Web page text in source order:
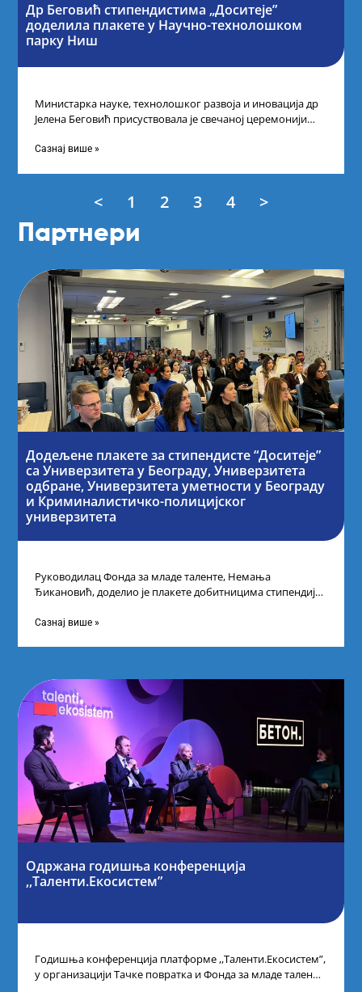
Др Беговић стипендистима „Доситеје”
доделила плакете у Научно-технолошком
парку Ниш
Министарка науке, технолошког развоја и иновација др
Јелена Беговић присуствовала је свечаној церемонији
„Доситеја” Фонда
Сазнај више »
< 1 2 3 4 >
Партнери
Додељене плакете за стипендисте “Доситеје”
са Универзитета у Београду, Универзитета
одбране, Универзитета уметности у Београду
и Криминалистичко-полицијског
универзитета
Руководилац Фонда за младе таленте, Немања
Ђикановић, доделио је плакете добитницима стипендије
технолошком парку
Сазнај више »
Одржана годишња конференција
,,Таленти.Екосистем”
Годишња конференција платформе ,,Таленти.Екосистем”,
у организацији Тачке повратка и Фонда за младе таленте